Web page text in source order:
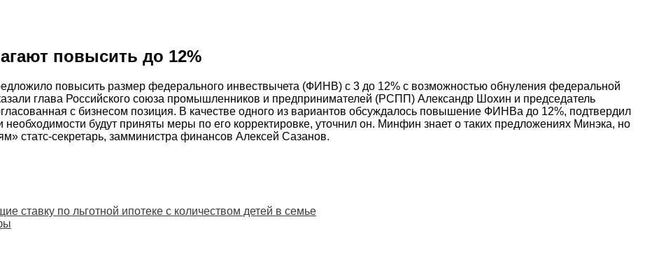
повысить до 12%
повысить размер федерального инвествычета (ФИНВ) с 3 до 12% с возможностью обнуления федеральной
глава Российского союза промышленников и предпринимателей (РСПП) Александр Шохин и председатель
с бизнесом позиция. В качестве одного из вариантов обсуждалось повышение ФИНВа до 12%, подтвердил
будут приняты меры по его корректировке, уточнил он. Минфин знает о таких предложениях Минэка, но
статс-секретарь, замминистра финансов Алексей Сазанов.
ставку по льготной ипотеке с количеством детей в семье